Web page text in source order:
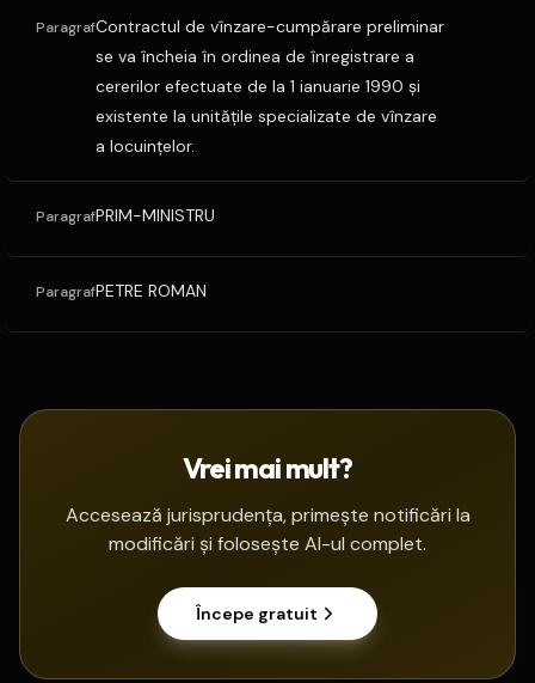
ParagrafContractul de vînzare-cumpărare preliminar
se va încheia în ordinea de înregistrare a
cererilor efectuate de la 1 ianuarie 1990 şi
existente la unităţile specializate de vînzare
a locuinţelor.
ParagrafPRIM-MINISTRU
ParagrafPETRE ROMAN
Vrei mai mult?
Accesează jurisprudența, primește notificări la
modificări și folosește AI-ul complet.
Începe gratuit